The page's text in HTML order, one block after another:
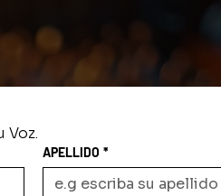
Voz.
APELLIDO *